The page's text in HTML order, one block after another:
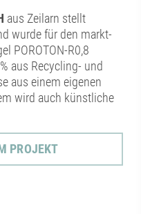
aus Zeilarn stellt
wurde für den markt-
POROTON-R0,8
aus Recycling- und
aus einem eigenen
wird auch künstliche
PROJEKT